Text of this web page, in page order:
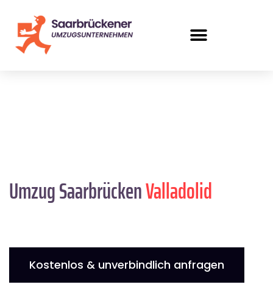
Umzug SaarbrückenValladolid
Kostenlos & unverbindlich anfragen